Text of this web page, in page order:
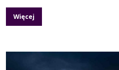
Więcej